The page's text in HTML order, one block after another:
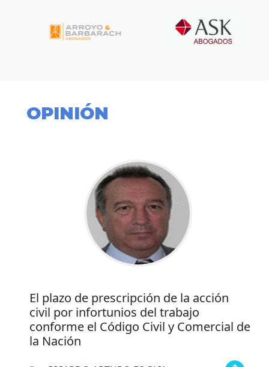
OPINIÓN
El plazo de prescripción de la acción
civil por infortunios del trabajo
conforme el Código Civil y Comercial de
la Nación